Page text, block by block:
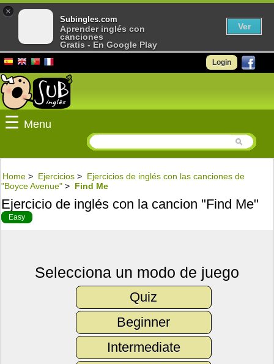
Login
☰ Menu
Home > Ejercicios > Ejercicios de inglés con las canciones de
"Boyce Avenue" > Find Me
Ejercicio de inglés con la cancion "Find Me"
Easy
Selecciona un modo de juego
Quiz
Beginner
Intermediate
×
Subingles.com
Aprender inglés con
canciones
Gratis - En Google Play
Ver